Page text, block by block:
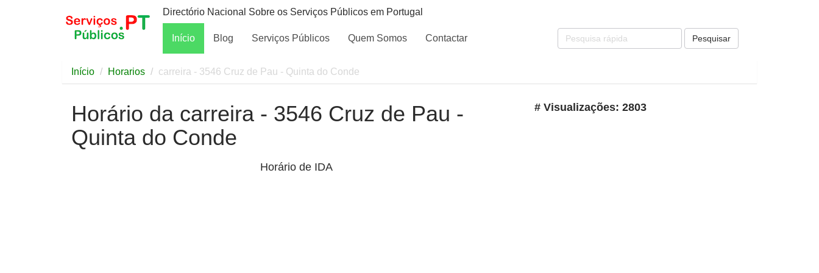
Directório Nacional Sobre os Serviços Públicos em Portugal
Início Blog Serviços Públicos Quem Somos Contactar Pesquisar
Início Horarios carreira - 3546 Cruz de Pau - Quinta do Conde
Horário da carreira - 3546 Cruz de Pau -
Quinta do Conde
Horário de IDA
# Visualizações: 2803